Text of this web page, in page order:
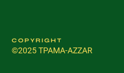
COPYRIGHT
©2025 TPAMA-AZZAR